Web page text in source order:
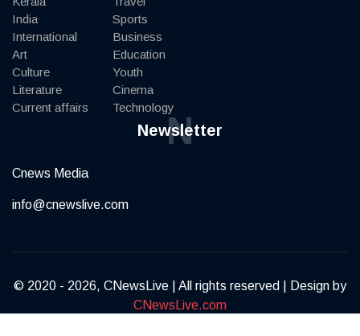
India
International
Art
Culture
Literature
Current affairs
Sports
Business
Education
Youth
Cinema
Technology
Newsletter
N
Cnews Media
info@cnewslive.com
© 2020 - 2026, CNewsLive | All rights reserved | Design by
CNewsLive.com